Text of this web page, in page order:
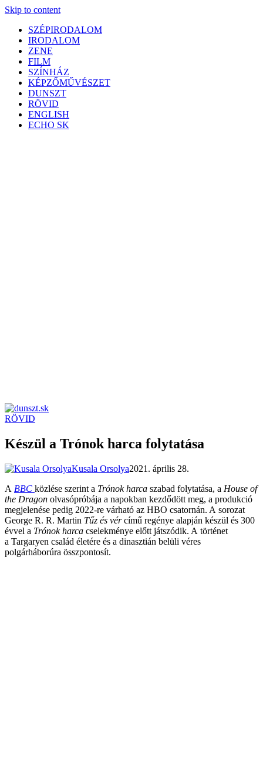
Skip to content
SZÉPIRODALOM
IRODALOM
ZENE
FILM
SZÍNHÁZ
KÉPZŐMŰVÉSZET
DUNSZT
RÖVID
ENGLISH
ECHO SK
RÖVID
Készül a Trónok harca folytatása
Kusala Orsolya2021. április 28.
A BBC közlése szerint a Trónok harca szabad folytatása, a House of
the Dragon olvasópróbája a napokban kezdődött meg, a produkció
megjelenése pedig 2022-re várható az HBO csatornán. A sorozat
George R. R. Martin Tűz és vércímű regénye alapján készül és 300
évvel a Trónok harca cselekménye előtt játszódik. A történet
a Targaryen család életére és a dinasztián belüli véres
polgárháborúra összpontosít.